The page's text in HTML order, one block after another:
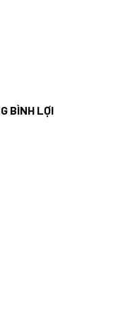
BÌNH LỢI